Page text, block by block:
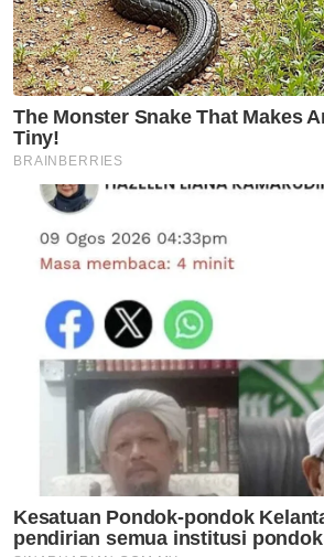
Artikel
Politik
pendirian semua
Politik
Dewan Ulama Pas
hapuskan Islam,
Politik
Kemelut PN: RoS
campur tangan -
Politik
Shafie Apdal
penularan berita
Warisan